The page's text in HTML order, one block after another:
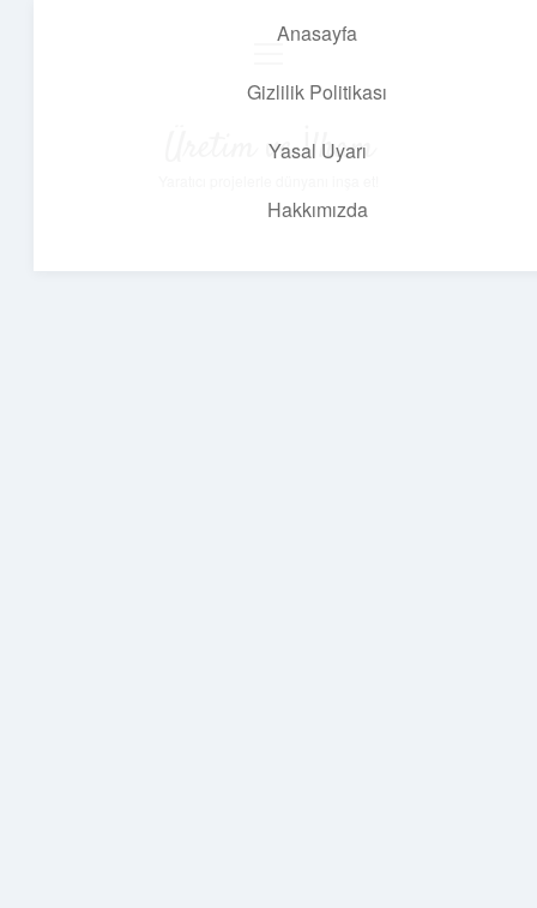
Anasayfa
Gizlilik Politikası
Yasal Uyarı
Hakkımızda
Üretim ve İlham